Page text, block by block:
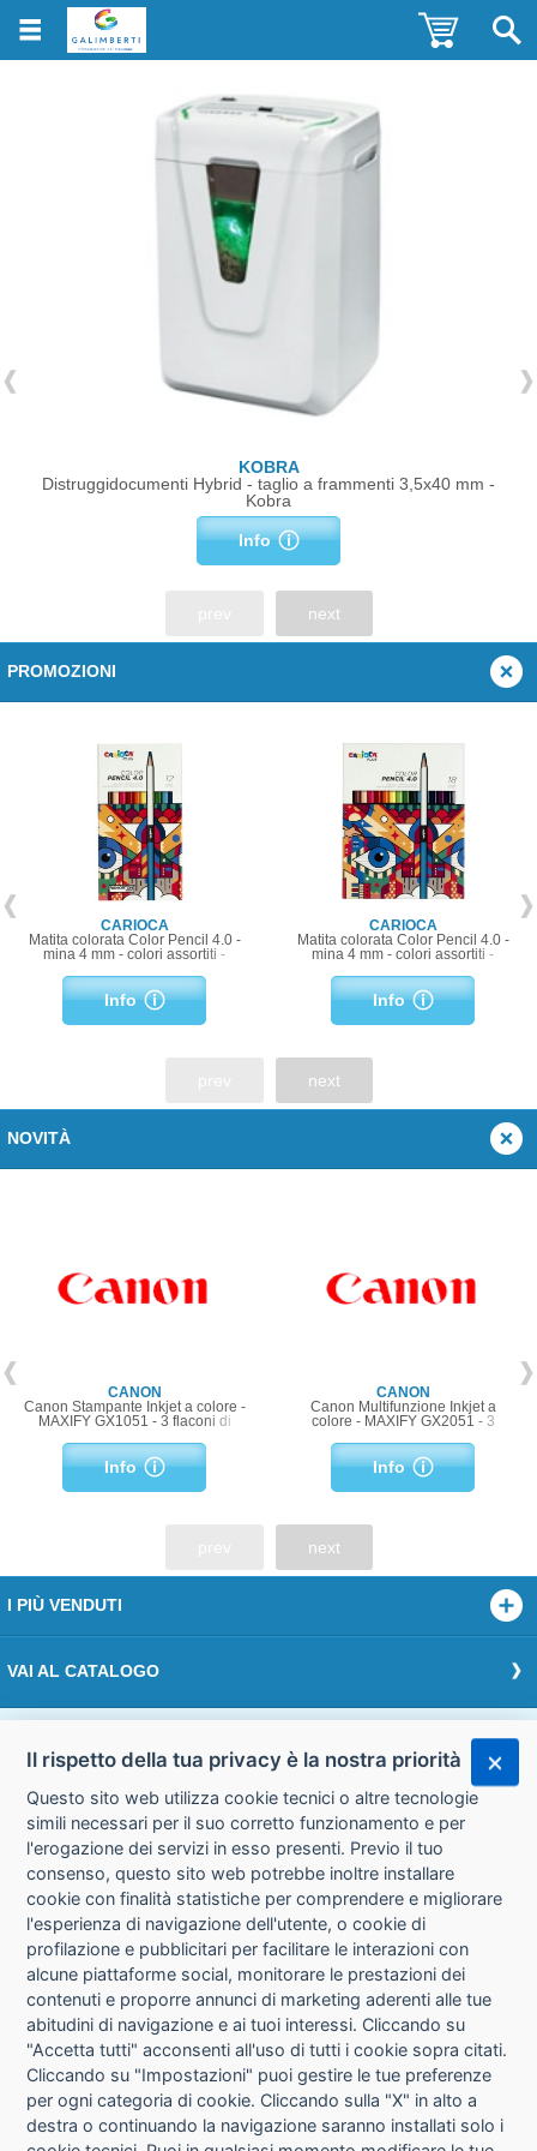
KOBRA
Distruggidocumenti Hybrid - taglio a frammenti 3,5x40 mm -
Kobra
Info
next
PROMOZIONI
CARIOCA
Matita colorata Color Pencil 4.0 -
mina 4 mm - colori assortiti -
Info
CARIOCA
Matita colorata Color Pencil 4.0 -
mina 4 mm - colori assortiti -
Info
next
NOVITÀ
CANON
Canon Stampante Inkjet a colore -
MAXIFY GX1051 - 3 flaconi di
Info
CANON
Canon Multifunzione Inkjet a
colore - MAXIFY GX2051 - 3
Info
next
I PIÙ VENDUTI
VAI AL CATALOGO
Accedi
CONDIZIONI DI VENDITA PRIVACY
INFORMATIVA USO COOKIE
Il rispetto della tua privacy è la nostra priorità
Questo sito web utilizza cookie tecnici o altre tecnologie
simili necessari per il suo corretto funzionamento e per
l'erogazione dei servizi in esso presenti. Previo il tuo
consenso, questo sito web potrebbe inoltre installare
cookie con finalità statistiche per comprendere e migliorare
l'esperienza di navigazione dell'utente, o cookie di
profilazione e pubblicitari per facilitare le interazioni con
alcune piattaforme social, monitorare le prestazioni dei
contenuti e proporre annunci di marketing aderenti alle tue
abitudini di navigazione e ai tuoi interessi. Cliccando su
"Accetta tutti" acconsenti all'uso di tutti i cookie sopra citati.
Cliccando su "Impostazioni" puoi gestire le tue preferenze
per ogni categoria di cookie. Cliccando sulla "X" in alto a
destra o continuando la navigazione saranno installati solo i